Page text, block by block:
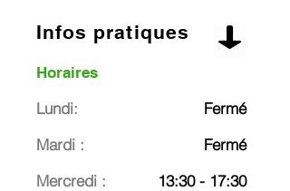
Infos pratiques
Horaires
Lundi:
Mardi :
Mercredi :
Fermé
Fermé
13:30 - 17:30